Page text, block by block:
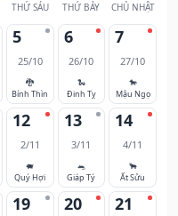
THỨ SÁU THỨ BẢY CHỦ NHẬT
5
25/10
🐉
Bính Thìn
6
26/10
🐍
Đinh Tỵ
7
27/10
🐎
Mậu Ngọ
12
2/11
🐖
Quý Hợi
13
3/11
🐀
Giáp Tý
14
4/11
🐂
Ất Sửu
19 20 21